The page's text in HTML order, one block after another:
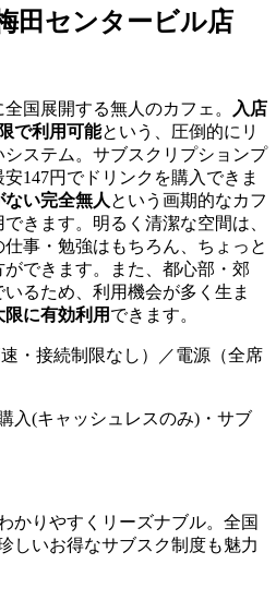
田センタービル店
国展開する無人のカフェ。
入店
で利用可能という、圧倒的にリ
ステム。サブスクリプションプ
147円でドリンクを購入できま
い完全無人 という画期的なカフ
きます。明るく清潔な空間は、
事・勉強はもちろん、ちょっと
できます。また、都心部・郊
るため、利用機会が多く生ま
に有効利用 できます。
・接続制限なし）／電源（全席
入(キャッシュレスのみ)・サブ
かりやすくリーズナブル。全国
しいお得なサブスク制度も魅力